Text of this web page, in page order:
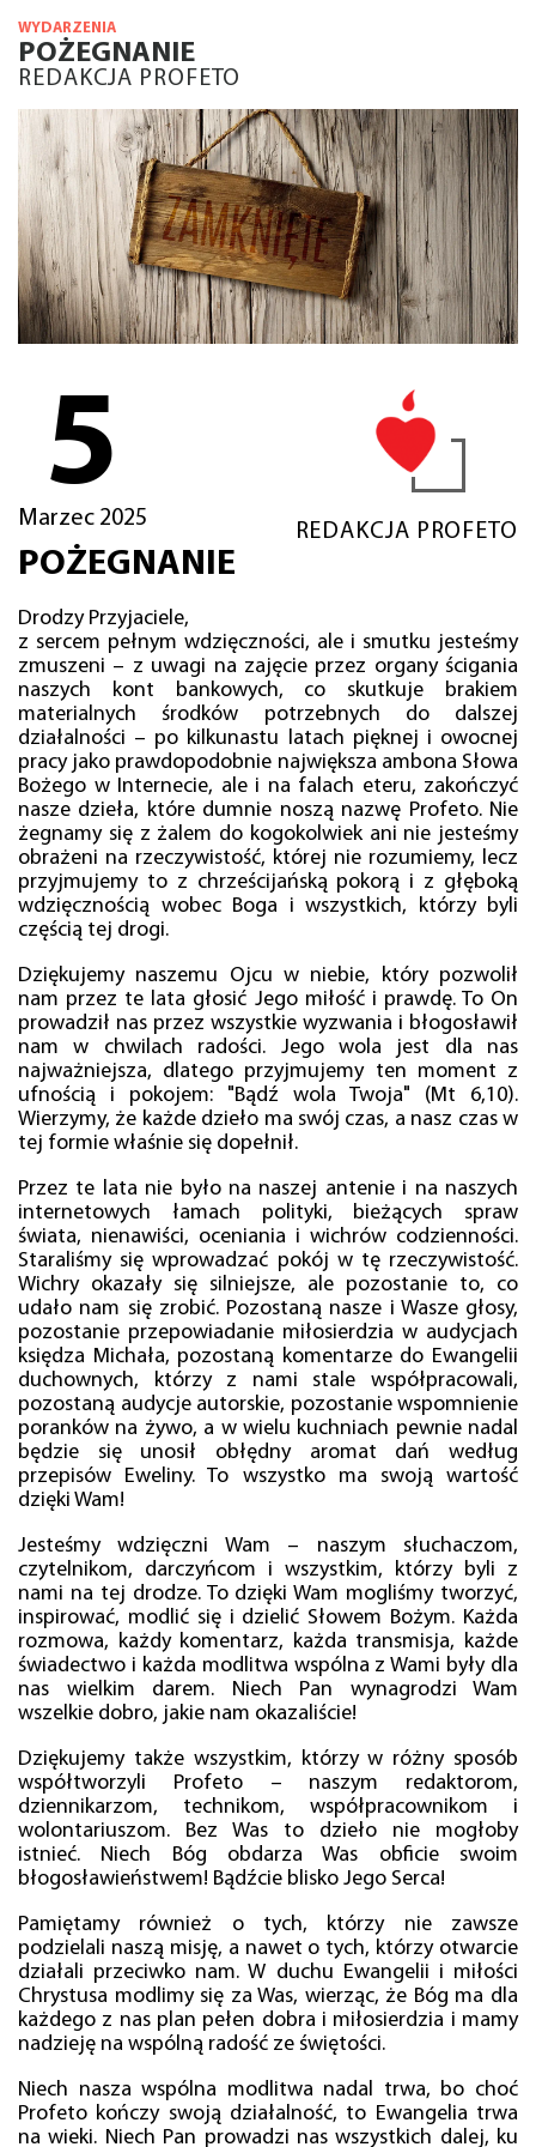
WYDARZENIA
POŻEGNANIE
REDAKCJA PROFETO
5
Marzec 2025
REDAKCJA PROFETO
POŻEGNANIE
Drodzy Przyjaciele,
z sercem pełnym wdzięczności, ale i smutku jesteśmy
zmuszeni – z uwagi na zajęcie przez organy ścigania
naszych kont bankowych, co skutkuje brakiem
materialnych środków potrzebnych do dalszej
działalności – po kilkunastu latach pięknej i owocnej
pracy jako prawdopodobnie największa ambona Słowa
Bożego w Internecie, ale i na falach eteru, zakończyć
nasze dzieła, które dumnie noszą nazwę Profeto. Nie
żegnamy się z żalem do kogokolwiek ani nie jesteśmy
obrażeni na rzeczywistość, której nie rozumiemy, lecz
przyjmujemy to z chrześcijańską pokorą i z głęboką
wdzięcznością wobec Boga i wszystkich, którzy byli
częścią tej drogi.
Dziękujemy naszemu Ojcu w niebie, który pozwolił
nam przez te lata głosić Jego miłość i prawdę. To On
prowadził nas przez wszystkie wyzwania i błogosławił
nam w chwilach radości. Jego wola jest dla nas
najważniejsza, dlatego przyjmujemy ten moment z
ufnością i pokojem: "Bądź wola Twoja" (Mt 6,10).
Wierzymy, że każde dzieło ma swój czas, a nasz czas w
tej formie właśnie się dopełnił.
Przez te lata nie było na naszej antenie i na naszych
internetowych łamach polityki, bieżących spraw
świata, nienawiści, oceniania i wichrów codzienności.
Staraliśmy się wprowadzać pokój w tę rzeczywistość.
Wichry okazały się silniejsze, ale pozostanie to, co
udało nam się zrobić. Pozostaną nasze i Wasze głosy,
pozostanie przepowiadanie miłosierdzia w audycjach
księdza Michała, pozostaną komentarze do Ewangelii
duchownych, którzy z nami stale współpracowali,
pozostaną audycje autorskie, pozostanie wspomnienie
poranków na żywo, a w wielu kuchniach pewnie nadal
będzie się unosił obłędny aromat dań według
przepisów Eweliny. To wszystko ma swoją wartość
dzięki Wam!
Jesteśmy wdzięczni Wam – naszym słuchaczom,
czytelnikom, darczyńcom i wszystkim, którzy byli z
nami na tej drodze. To dzięki Wam mogliśmy tworzyć,
inspirować, modlić się i dzielić Słowem Bożym. Każda
rozmowa, każdy komentarz, każda transmisja, każde
świadectwo i każda modlitwa wspólna z Wami były dla
nas wielkim darem. Niech Pan wynagrodzi Wam
wszelkie dobro, jakie nam okazaliście!
Dziękujemy także wszystkim, którzy w różny sposób
współtworzyli Profeto – naszym redaktorom,
dziennikarzom, technikom, współpracownikom i
wolontariuszom. Bez Was to dzieło nie mogłoby
istnieć. Niech Bóg obdarza Was obficie swoim
błogosławieństwem! Bądźcie blisko Jego Serca!
Pamiętamy również o tych, którzy nie zawsze
podzielali naszą misję, a nawet o tych, którzy otwarcie
działali przeciwko nam. W duchu Ewangelii i miłości
Chrystusa modlimy się za Was, wierząc, że Bóg ma dla
każdego z nas plan pełen dobra i miłosierdzia i mamy
nadzieję na wspólną radość ze świętości.
Niech nasza wspólna modlitwa nadal trwa, bo choć
Profeto kończy swoją działalność, to Ewangelia trwa
na wieki. Niech Pan prowadzi nas wszystkich dalej, ku